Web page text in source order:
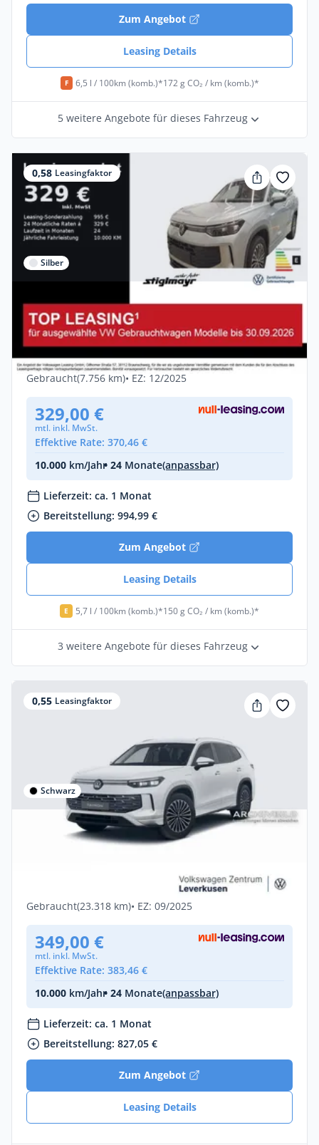
Zum Angebot
Leasing Details
F 6,5 l / 100km (komb.)*172 g CO₂ / km (komb.)*
5 weitere Angebote für dieses Fahrzeug
0,58 Leasingfaktor
Silber
Volkswagen Tayron Life 2.0 TDI DSG
ACC+AHK+KAMERA+NAVI+STAN
Diesel •Automatik •150 PS (110 kW)
Gebraucht(7.756 km)• EZ: 12/2025
329,00 €
mtl. inkl. MwSt.
Effektive Rate: 370,46 €
10.000 km/Jahr• 24 Monate(anpassbar)
Lieferzeit: ca. 1 Monat
Bereitstellung: 994,99 €
Zum Angebot
Leasing Details
E 5,7 l / 100km (komb.)*150 g CO₂ / km (komb.)*
3 weitere Angebote für dieses Fahrzeug
0,55 Leasingfaktor
Schwarz
Privat & Gewerbe
Volkswagen Tayron Elegance NAVI VIRT
204 PS (150 kW)
Gebraucht(23.318 km)• EZ: 09/2025
349,00 €
mtl. inkl. MwSt.
Effektive Rate: 383,46 €
10.000 km/Jahr• 24 Monate(anpassbar)
Lieferzeit: ca. 1 Monat
Bereitstellung: 827,05 €
Zum Angebot
Leasing Details